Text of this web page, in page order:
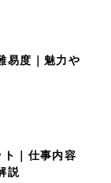
易度｜魅力や
｜仕事内容
説